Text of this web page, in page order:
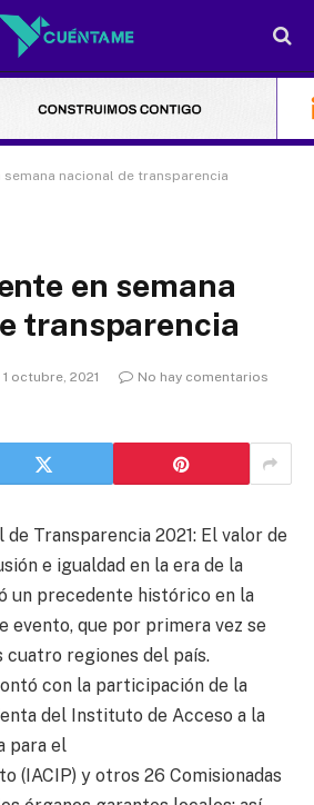
semana nacional de transparencia
en semana
transparencia
1 octubre, 2021
No hay comentarios
de Transparencia 2021: El valor de
e igualdad en la era de la
un precedente histórico en la
evento, que por primera vez se
cuatro regiones del país.
con la participación de la
del Instituto de Acceso a la
para el
(IACIP) y otros 26 Comisionadas